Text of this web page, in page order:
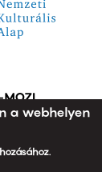
a webhelyen